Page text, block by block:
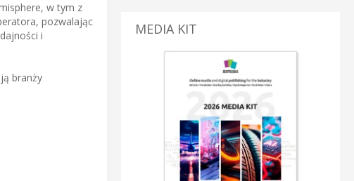
w tym z
pozwalając
i
branży
MEDIA KIT